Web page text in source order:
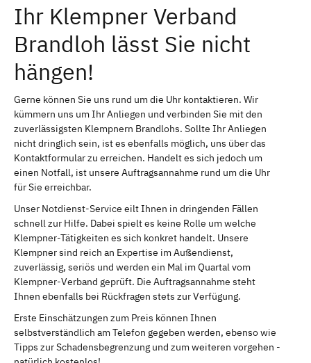
Ihr Klempner Verband
Brandloh lässt Sie nicht
hängen!
Gerne können Sie uns rund um die Uhr kontaktieren. Wir
kümmern uns um Ihr Anliegen und verbinden Sie mit den
zuverlässigsten Klempnern Brandlohs. Sollte Ihr Anliegen
nicht dringlich sein, ist es ebenfalls möglich, uns über das
Kontaktformular zu erreichen. Handelt es sich jedoch um
einen Notfall, ist unsere Auftragsannahme rund um die Uhr
für Sie erreichbar.
Unser Notdienst-Service eilt Ihnen in dringenden Fällen
schnell zur Hilfe. Dabei spielt es keine Rolle um welche
Klempner-Tätigkeiten es sich konkret handelt. Unsere
Klempner sind reich an Expertise im Außendienst,
zuverlässig, seriös und werden ein Mal im Quartal vom
Klempner-Verband geprüft. Die Auftragsannahme steht
Ihnen ebenfalls bei Rückfragen stets zur Verfügung.
Erste Einschätzungen zum Preis können Ihnen
selbstverständlich am Telefon gegeben werden, ebenso wie
Tipps zur Schadensbegrenzung und zum weiteren vorgehen -